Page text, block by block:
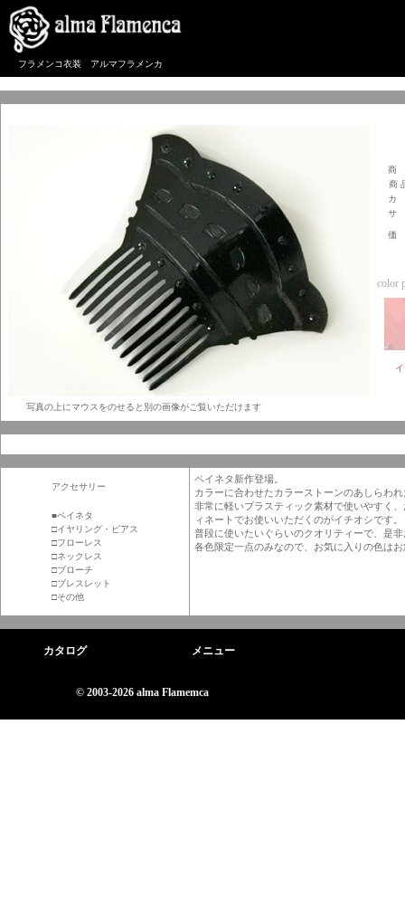
フラメンコ衣装 アルマフラメンカ
写真の上にマウスをのせると別の画像がご覧いただけます
商
商
カ
サ
color
アクセサリー
■ペイネタ
□イヤリング・ピアス
□フローレス
□ネックレス
□ブローチ
□ブレスレット
□その他
ペイネタ新作登場。
カラーに合わせたカラーストーンのあしらわ
非常に軽いプラスティック素材で使いやすく
ィネートでお使いいただくのがイチオシです。
普段に使いたいぐらいのクオリティーで、是
各色限定一点のみなので、お気に入りの色は
カタログ メニュー
© 2003-2026 alma Flamemca